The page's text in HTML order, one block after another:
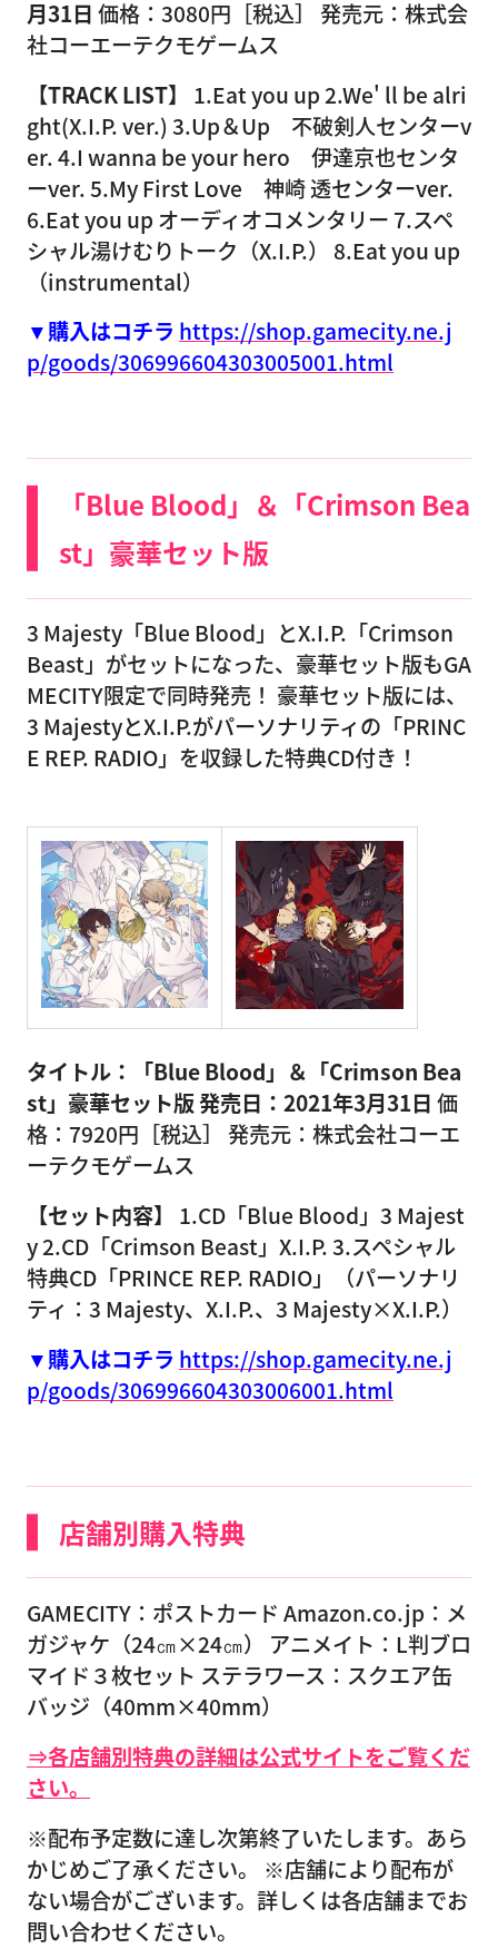
月31日 価格：3080円［税込］ 発売元：株式会
社コーエーテクモゲームス
【TRACK LIST】
1.Eat you up 2.We' ll be alri
ght(X.I.P. ver.) 3.Up＆Up 不破剣人センターv
er. 4.I wanna be your hero 伊達京也センタ
ーver. 5.My First Love 神崎 透センターver.
6.Eat you up オーディオコメンタリー 7.スペ
シャル湯けむりトーク（X.I.P.） 8.Eat you up
（instrumental）
▼購入はコチラ https://shop.gamecity.ne.j
p/goods/306996604303005001.html
「Blue Blood」＆「Crimson Bea
st」豪華セット版
3 Majesty「Blue Blood」とX.I.P.「Crimson
Beast」がセットになった、豪華セット版もGA
MECITY限定で同時発売！ 豪華セット版には、
3 MajestyとX.I.P.がパーソナリティの「PRINC
E REP. RADIO」を収録した特典CD付き！
タイトル：「Blue Blood」＆「Crimson Bea
st」豪華セット版発売日：2021年3月31日 価
格：7920円［税込］ 発売元：株式会社コーエ
ーテクモゲームス
【セット内容】
1.CD「Blue Blood」3 Majest
y 2.CD「Crimson Beast」X.I.P. 3.スペシャル
特典CD「PRINCE REP. RADIO」（パーソナリ
ティ：3 Majesty、X.I.P.、3 Majesty×X.I.P.）
▼購入はコチラ https://shop.gamecity.ne.j
p/goods/306996604303006001.html
店舗別購入特典
GAMECITY：ポストカード Amazon.co.jp：メ
ガジャケ（24㎝×24㎝） アニメイト：L判ブロ
マイド３枚セット ステラワース：スクエア缶
バッジ（40mm×40mm）
⇒各店舗別特典の詳細は公式サイトをご覧くだ
さい。
※配布予定数に達し次第終了いたします。あら
かじめご了承ください。 ※店舗により配布が
ない場合がございます。詳しくは各店舗までお
問い合わせください。